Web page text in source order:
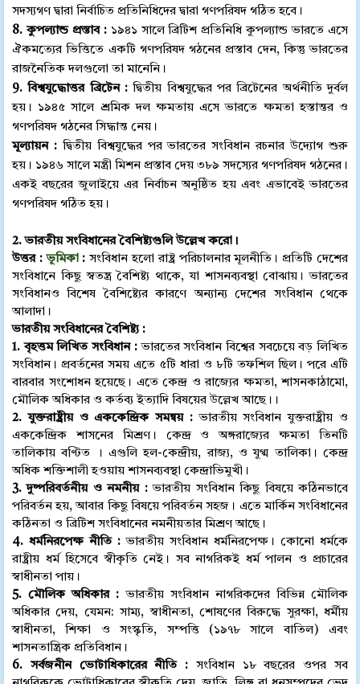
সদস্যগণ দ্বারা নির্বাচিত প্রতিনিধিদের দ্বারা গণপরিষদ গঠিত হবে।
8. কুপল্যান্ড প্রস্তাব : ১৯৪১ সালে ব্রিটিশ প্রতিনিধি কুপল্যান্ড ভারতে এসে
ঐকমত্যের ভিত্তিতে একটি গণপরিষদ গঠনের প্রস্তাব দেন, কিন্তু ভারতের
রাজনৈতিক দলগুলো তা মানেনি।
9. বিশ্বযুদ্ধোত্তর ব্রিটেন :দ্বিতীয় বিশ্বযুদ্ধের পর ব্রিটেনের অর্থনীতি দুর্বল
হয়। ১৯৪৫ সালে শ্রমিক দল ক্ষমতায় এসে ভারতে ক্ষমতা হস্তান্তর ও
গণপরিষদ গঠনের সিদ্ধান্ত নেয়।
মূল্যায়ন : দ্বিতীয় বিশ্বযুদ্ধের পর ভারতের সংবিধান রচনার উদ্যোগ শুরু
হয়। ১৯৪৬ সালে মন্ত্রী মিশন প্রস্তাব দেয় ৩৮৯ সদস্যের গণপরিষদ গঠনের।
একই বছরের জুলাইয়ে এর নির্বাচন অনুষ্ঠিত হয় এবং এভাবেই ভারতের
গণপরিষদ গঠিত হয়।
2. ভারতীয় সংবিধানের বৈশিষ্ট্যগুলি উল্লেখ করো।
উত্তর :ভূমিকা : সংবিধান হলো রাষ্ট্র পরিচালনার মূলনীতি। প্রতিটি দেশের
সংবিধানে কিছু স্বতন্ত্র বৈশিষ্ট্য থাকে, যা শাসনব্যবস্থা বোঝায়। ভারতের
সংবিধানও বিশেষ বৈশিষ্ট্যের কারণে অন্যান্য দেশের সংবিধান থেকে
আলাদা।
ভারতীয় সংবিধানের বৈশিষ্ট্য :
1. বৃহত্তম লিখিত সংবিধান :ভারতের সংবিধান বিশ্বের সবচেয়ে বড় লিখিত
সংবিধান। প্রবর্তনের সময় এতে ৫টি ধারা ও ৮টি তফশিল ছিল। পরে এটি
বারবার সংশোধন হয়েছে। এতে কেন্দ্র ও রাজ্যের ক্ষমতা, শাসনকাঠামো,
মৌলিক অধিকার ও কর্তব্য ইত্যাদি বিষয়ের উল্লেখ আছে।।
2. যুক্তরাষ্ট্রীয় ও এককেন্দ্রিক সমন্বয় :ভারতীয় সংবিধান যুক্তরাষ্ট্রীয় ও
এককেন্দ্রিক শাসনের মিশ্রণ। কেন্দ্র ও অঙ্গরাজ্যের ক্ষমতা তিনটি
তালিকায় বণ্টিত । এগুলি হল-কেন্দ্রীয়, রাজ্য, ও যুগ্ম তালিকা। কেন্দ্র
অধিক শক্তিশালী হওয়ায় শাসনব্যবস্থা কেন্দ্রাভিমুখী।
3. দুষ্পরিবর্তনীয় ও নমনীয় :ভারতীয় সংবিধান কিছু বিষয়ে কঠিনভাবে
পরিবর্তন হয়, আবার কিছু বিষয়ে পরিবর্তন সহজ। এতে মার্কিন সংবিধানের
কঠিনতা ও ব্রিটিশ সংবিধানের নমনীয়তার মিশ্রণ আছে।
4. ধর্মনিরপেক্ষ নীতি : ভারতীয় সংবিধান ধর্মনিরপেক্ষ। কোনো ধর্মকে
রাষ্ট্রীয় ধর্ম হিসেবে স্বীকৃতি নেই। সব নাগরিকই ধর্ম পালন ও প্রচারের
স্বাধীনতা পায়।
5. মৌলিক অধিকার : ভারতীয় সংবিধান নাগরিকদের বিভিন্ন মৌলিক
অধিকার দেয়, যেমন: সাম্য, স্বাধীনতা, শোষণের বিরুদ্ধে সুরক্ষা, ধর্মীয়
স্বাধীনতা, শিক্ষা ও সংস্কৃতি, সম্পত্তি (১৯৭৮ সালে বাতিল) এবং
শাসনতান্ত্রিক প্রতিবিধান।
6. সর্বজনীন ভোটাধিকারের নীতি : সংবিধান ১৮ বছরের ওপর সব